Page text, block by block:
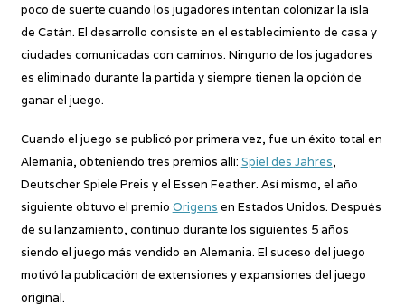
poco de suerte cuando los jugadores intentan colonizar la isla
de Catán. El desarrollo consiste en el establecimiento de casa y
ciudades comunicadas con caminos. Ninguno de los jugadores
es eliminado durante la partida y siempre tienen la opción de
ganar el juego.
Cuando el juego se publicó por primera vez, fue un éxito total en
Alemania, obteniendo tres premios allí: Spiel des Jahres,
Deutscher Spiele Preis y el Essen Feather. Así mismo, el año
siguiente obtuvo el premio Origens en Estados Unidos. Después
de su lanzamiento, continuo durante los siguientes 5 años
siendo el juego más vendido en Alemania. El suceso del juego
motivó la publicación de extensiones y expansiones del juego
original.